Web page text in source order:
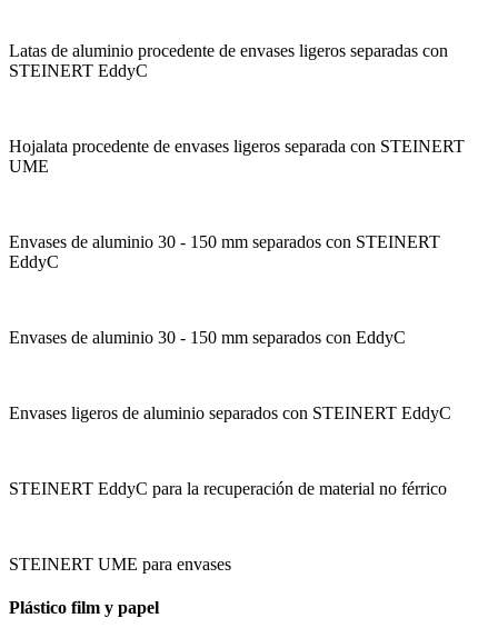
Latas de aluminio procedente de envases ligeros separadas con
STEINERT EddyC
Hojalata procedente de envases ligeros separada con STEINERT
UME
Envases de aluminio 30 - 150 mm separados con STEINERT
EddyC
Envases de aluminio 30 - 150 mm separados con EddyC
Envases ligeros de aluminio separados con STEINERT EddyC
STEINERT EddyC para la recuperación de material no férrico
STEINERT UME para envases
Plástico film y papel